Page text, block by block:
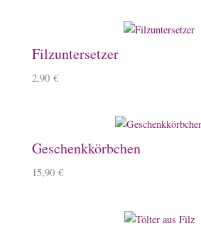
Filzuntersetzer
2,90 €
Geschenkkörbchen
15,90 €